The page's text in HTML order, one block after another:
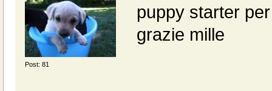
Post: 81
puppy starter
grazie mille